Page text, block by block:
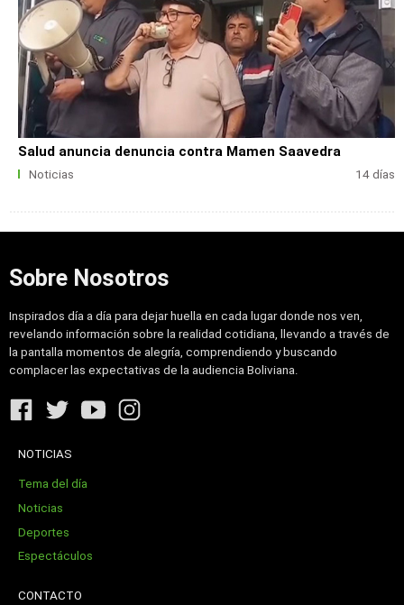
Salud anuncia denuncia contra Mamen Saavedra
Noticias 14 días
Sobre Nosotros
Inspirados día a día para dejar huella en cada lugar donde nos ven,
revelando información sobre la realidad cotidiana, llevando a través de
la pantalla momentos de alegría, comprendiendo y buscando
complacer las expectativas de la audiencia Boliviana.
NOTICIAS
Tema del día
Noticias
Deportes
Espectáculos
CONTACTO